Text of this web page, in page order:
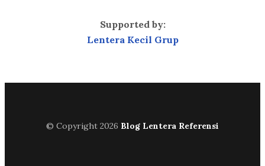
Supported by:
Lentera Kecil Grup
© Copyright 2026 Blog Lentera Referensi